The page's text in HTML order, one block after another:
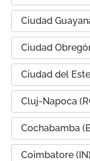
Ciudad
Ciudad
Ciudad del
Cluj-Napoca
Cochabamba
Coimbatore (IN)